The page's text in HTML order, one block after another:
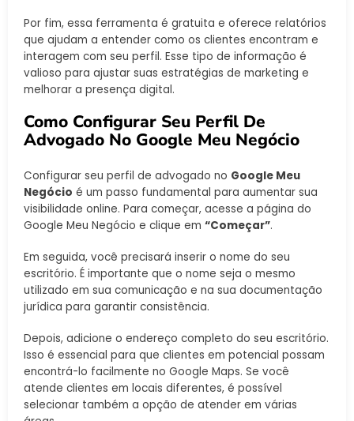
Por fim, essa ferramenta é gratuita e oferece relatórios
que ajudam a entender como os clientes encontram e
interagem com seu perfil. Esse tipo de informação é
valioso para ajustar suas estratégias de marketing e
melhorar a presença digital.
Como Configurar Seu Perfil De
Advogado No Google Meu Negócio
Configurar seu perfil de advogado no Google Meu
Negócio é um passo fundamental para aumentar sua
visibilidade online. Para começar, acesse a página do
Google Meu Negócio e clique em “Começar”.
Em seguida, você precisará inserir o nome do seu
escritório. É importante que o nome seja o mesmo
utilizado em sua comunicação e na sua documentação
jurídica para garantir consistência.
Depois, adicione o endereço completo do seu escritório.
Isso é essencial para que clientes em potencial possam
encontrá-lo facilmente no Google Maps. Se você
atende clientes em locais diferentes, é possível
selecionar também a opção de atender em várias